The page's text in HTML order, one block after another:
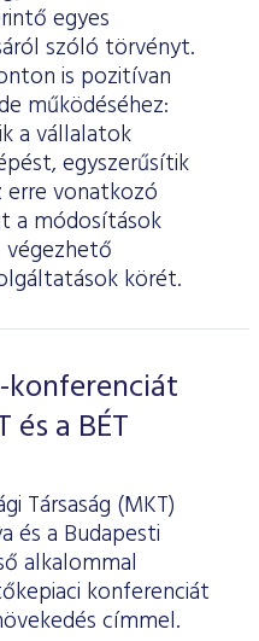
egyes
szóló törvényt.
is pozitívan
működéséhez:
a vállalatok
egyszerűsítik
vonatkozó
a módosítások
körét.
konferenciát
a BÉT
Társaság (MKT)
és a Budapesti
alkalommal
konferenciát
címmel.